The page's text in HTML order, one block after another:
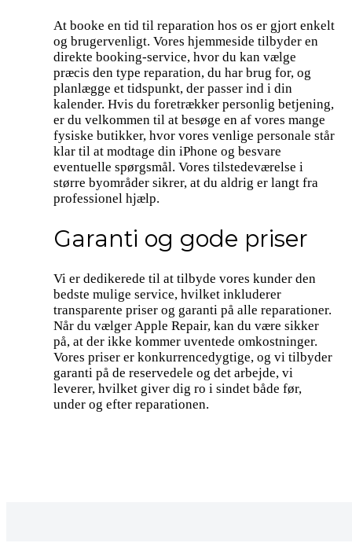
At booke en tid til reparation hos os er gjort enkelt
og brugervenligt. Vores hjemmeside tilbyder en
direkte booking-service, hvor du kan vælge
præcis den type reparation, du har brug for, og
planlægge et tidspunkt, der passer ind i din
kalender. Hvis du foretrækker personlig betjening,
er du velkommen til at besøge en af vores mange
fysiske butikker, hvor vores venlige personale står
klar til at modtage din iPhone og besvare
eventuelle spørgsmål. Vores tilstedeværelse i
større byområder sikrer, at du aldrig er langt fra
professionel hjælp.
Garanti og gode priser
Vi er dedikerede til at tilbyde vores kunder den
bedste mulige service, hvilket inkluderer
transparente priser og garanti på alle reparationer.
Når du vælger Apple Repair, kan du være sikker
på, at der ikke kommer uventede omkostninger.
Vores priser er konkurrencedygtige, og vi tilbyder
garanti på de reservedele og det arbejde, vi
leverer, hvilket giver dig ro i sindet både før,
under og efter reparationen.